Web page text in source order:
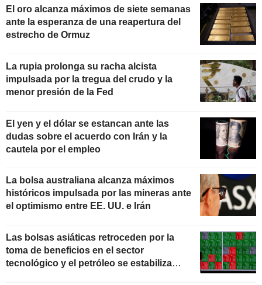
El oro alcanza máximos de siete semanas
ante la esperanza de una reapertura del
estrecho de Ormuz
La rupia prolonga su racha alcista
impulsada por la tregua del crudo y la
menor presión de la Fed
El yen y el dólar se estancan ante las
dudas sobre el acuerdo con Irán y la
cautela por el empleo
La bolsa australiana alcanza máximos
históricos impulsada por las mineras ante
el optimismo entre EE. UU. e Irán
Las bolsas asiáticas retroceden por la
toma de beneficios en el sector
tecnológico y el petróleo se estabiliza